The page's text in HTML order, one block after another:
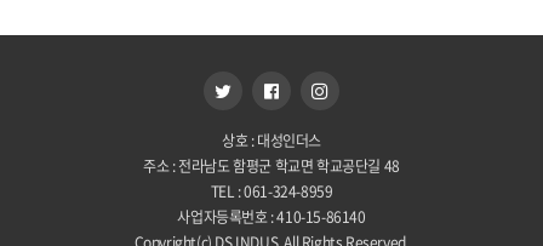
상호 : 대성인더스
주소 : 전라남도 함평군 학교면 학교공단길 48
TEL : 061-324-8959
사업자등록번호 : 410-15-86140